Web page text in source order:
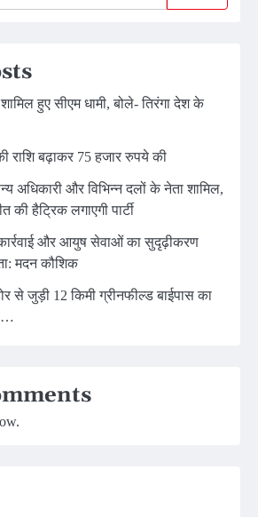
हुए सीएम धामी, बोले- तिरंगा देश के
राशि बढ़ाकर 75 हजार रुपये की
अधिकारी और विभिन्न दलों के नेता शामिल,
हैट्रिक लगाएगी पार्टी
और आयुष सेवाओं का सुदृढ़ीकरण
मदन कौशिक
से जुड़ी 12 किमी ग्रीनफील्ड बाईपास का